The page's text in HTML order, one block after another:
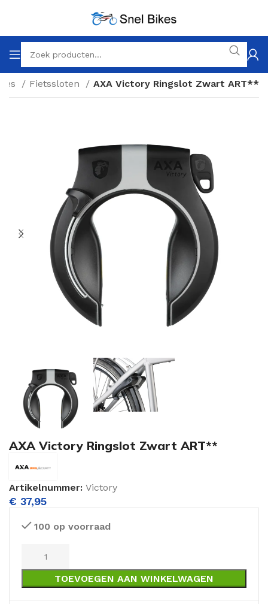
Fietssloten AXA Victory Ringslot Zwart ART**
AXA Victory Ringslot Zwart ART**
Artikelnummer: Victory
€ 37,95
100 op voorraad
TOEVOEGEN AAN WINKELWAGEN